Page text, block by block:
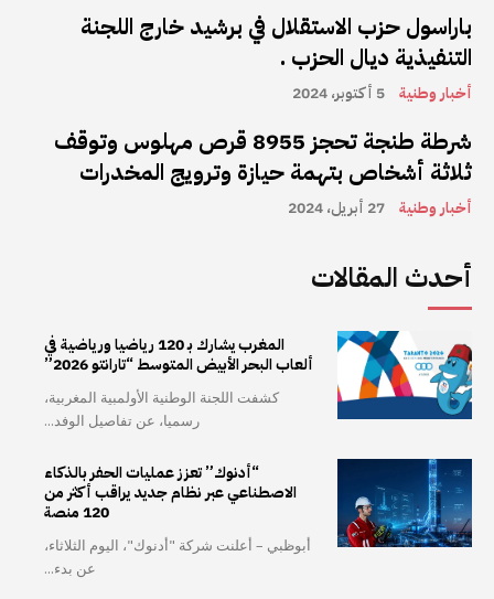
باراسول حزب الاستقلال في برشيد خارج اللجنة
التنفيذية ديال الحزب .
أخبار وطنية 5 أكتوبر، 2024
شرطة طنجة تحجز 8955 قرص مهلوس وتوقف
ثلاثة أشخاص بتهمة حيازة وترويج المخدرات
أخبار وطنية 27 أبريل، 2024
أحدث المقالات
المغرب يشارك بـ 120 رياضيا ورياضية في
ألعاب البحر الأبيض المتوسط “تارانتو 2026”
كشفت اللجنة الوطنية الأولمبية المغربية،
رسميا، عن تفاصيل الوفد...
“أدنوك” تعزز عمليات الحفر بالذكاء
الاصطناعي عبر نظام جديد يراقب أكثر من
120 منصة
أبوظبي – أعلنت شركة "أدنوك"، اليوم الثلاثاء،
عن بدء...